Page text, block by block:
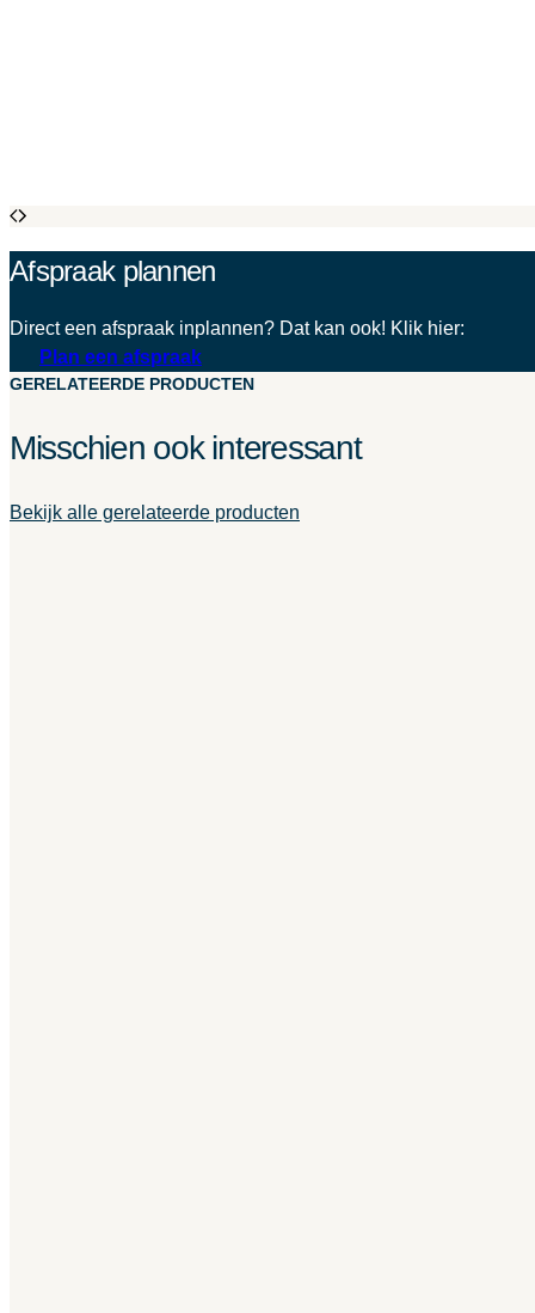
Afspraak plannen
Direct een afspraak inplannen? Dat kan ook! Klik hier:
Plan een afspraak
GERELATEERDE PRODUCTEN
Misschien ook interessant
Bekijk alle gerelateerde producten